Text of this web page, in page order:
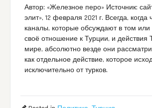
Автор: «Железное перо» Источник:
элит», 12 февраля 2021 г. Всегда,
каналы, которые обсуждают в том
своё отношение к Турции, и действия
мире, абсолютно везде они
как отдельное действие, которое
исключительно от турков.